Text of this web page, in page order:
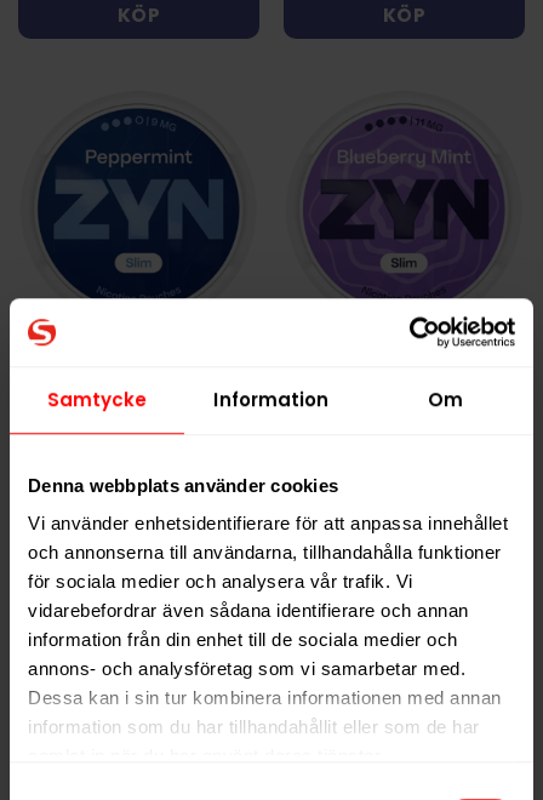
Samtycke Information Om
Denna webbplats använder cookies
Vi använder enhetsidentifierare för att anpassa innehållet
och annonserna till användarna, tillhandahålla funktioner
för sociala medier och analysera vår trafik. Vi
vidarebefordrar även sådana identifierare och annan
information från din enhet till de sociala medier och
annons- och analysföretag som vi samarbetar med.
Dessa kan i sin tur kombinera informationen med annan
information som du har tillhandahållit eller som de har
KÖP KÖP
309,90 kr
KÖP
ZYN Blueberry Mint
KÖP